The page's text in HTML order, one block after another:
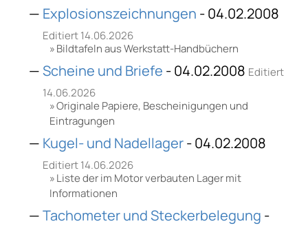
Explosionszeichnungen - 04.02.2008
Editiert 14.06.2026
Bildtafeln aus Werkstatt-Handbüchern
Scheine und Briefe - 04.02.2008 Editiert
14.06.2026
Originale Papiere, Bescheinigungen und
Eintragungen
Kugel- und Nadellager- 04.02.2008
Editiert 14.06.2026
Liste der im Motor verbauten Lager mit
Informationen
Tachometer und Steckerbelegung -